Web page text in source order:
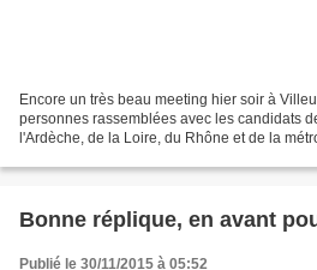
Encore un très beau meeting hier soir à
personnes rassemblées avec les candidats
l'Ardèche, de la Loire, du Rhône et de la
Bonne réplique, en avant
Publié le 30/11/2015 à 05:52